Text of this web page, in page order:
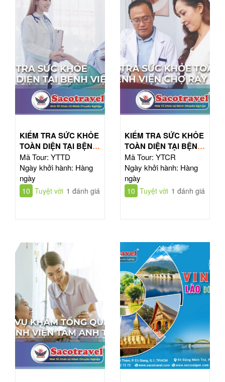
KIỂM TRA SỨC KHỎE
TOÀN DIỆN TẠI BỆNH
VIỆN TỪ DŨ
Mã Tour: YTTD
Ngày khởi hành: Hàng
ngày
10 Tuyệt vời 1 đánh giá
KIỂM TRA SỨC KHỎE
TOÀN DIỆN TẠI BỆNH
VIỆN CHỢ RẪY
Mã Tour: YTCR
Ngày khởi hành: Hàng
ngày
10 Tuyệt vời 1 đánh giá